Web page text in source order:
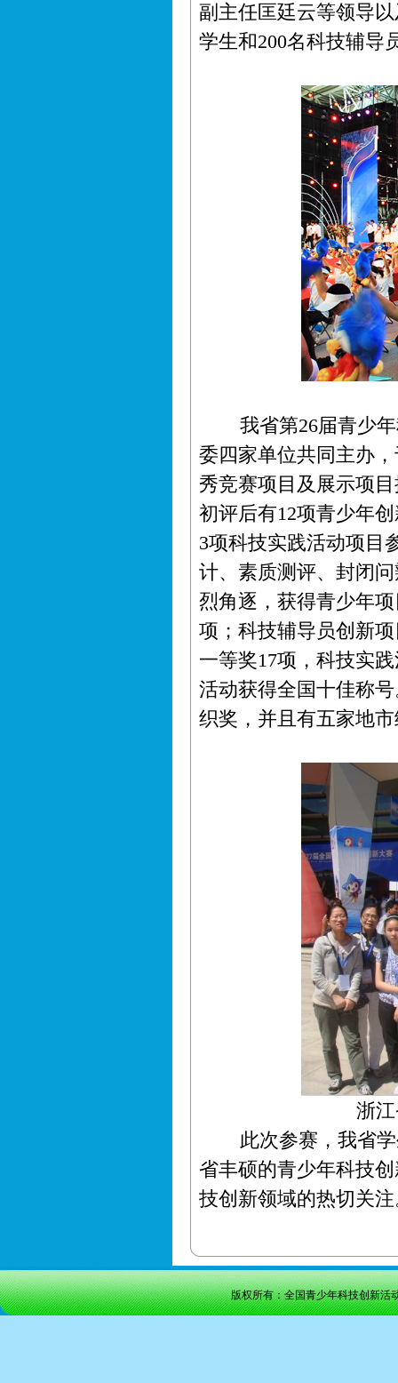
副主任匡廷云等领导
学生和200名科技辅导
我省第26届青少
委四家单位共同主办
秀竞赛项目及展示项
初评后有12项青少年
3项科技实践活动项目
计、素质测评、封闭
烈角逐，获得青少年
项；科技辅导员创新
一等奖17项，科技实
活动获得全国十佳称
织奖，并且有五家地
浙
此次参赛，我省学
省丰硕的青少年科技
技创新领域的热切关
版权所有：全国青少年科技创新